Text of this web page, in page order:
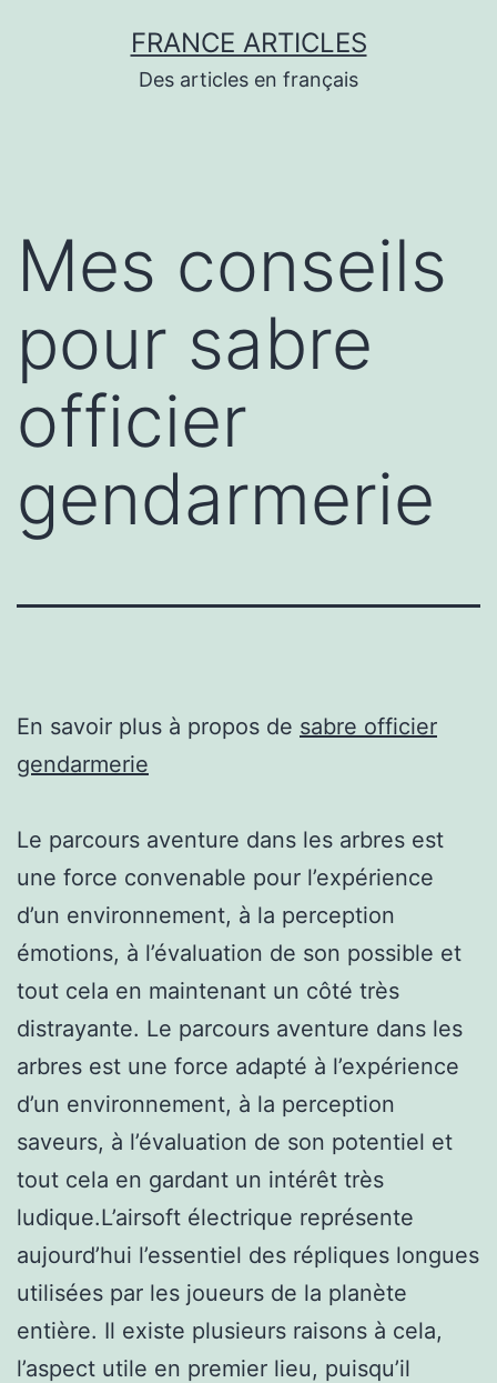
FRANCE ARTICLES
Des articles en français
Mes conseils
pour sabre
officier
gendarmerie
En savoir plus à propos de sabre officier
gendarmerie
Le parcours aventure dans les arbres est
une force convenable pour l’expérience
d’un environnement, à la perception
émotions, à l’évaluation de son possible et
tout cela en maintenant un côté très
distrayante. Le parcours aventure dans les
arbres est une force adapté à l’expérience
d’un environnement, à la perception
saveurs, à l’évaluation de son potentiel et
tout cela en gardant un intérêt très
ludique.L’airsoft électrique représente
aujourd’hui l’essentiel des répliques longues
utilisées par les joueurs de la planète
entière. Il existe plusieurs raisons à cela,
l’aspect utile en premier lieu, puisqu’il